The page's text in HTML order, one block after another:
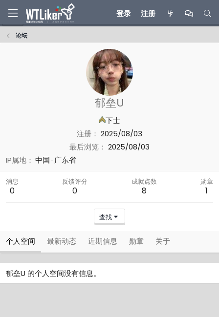
登录 注册
论坛
郁垒U
下士
注册
2025/08/03
最后浏览
2025/08/03
IP属地
中国 广东省
消息
0
反馈评分
0
成就点数
8
勋章
1
查找
个人空间 最新动态 近期信息 勋章 关于
郁垒U 的个人空间没有信息。